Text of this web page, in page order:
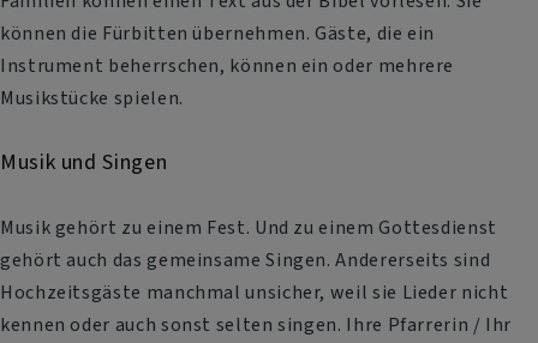
können die Fürbitten übernehmen. Gäste, die ein
Instrument beherrschen, können ein oder mehrere
Musikstücke spielen.
Musik und Singen
Musik gehört zu einem Fest. Und zu einem Gottesdienst
gehört auch das gemeinsame Singen. Andererseits sind
Hochzeitsgäste manchmal unsicher, weil sie Lieder nicht
kennen oder auch sonst selten singen. Ihre Pfarrerin / Ihr